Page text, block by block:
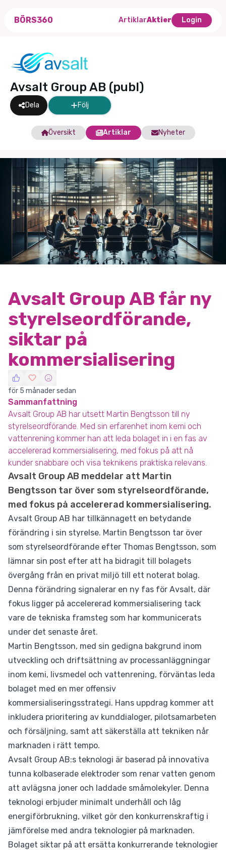
BÖRS360 ArtiklarAktier Login
Avsalt Group AB (publ)
Dela Följ
Översikt Artiklar Nyheter
Avsalt Group AB får ny
styrelseordförande,
siktar på
kommersialisering
för 5 månader sedan
Sammanfattning
Avsalt Group AB har utsett Martin Bengtsson till ny
styrelseordförande. Med sin erfarenhet inom kemi och
vattenrening kommer han att leda bolaget in i en fas av
accelererad kommersialisering, med fokus på att nå
kunder snabbare och visa teknikens praktiska relevans.
Avsalt Group AB meddelar att Martin
Bengtsson tar över som styrelseordförande,
med fokus på accelererad kommersialisering.
Avsalt Group AB har tillkännagett en betydande
förändring i sin styrelse. Martin Bengtsson tar över
som styrelseordförande efter Thomas Bengtsson, som
lämnar sin post efter att ha bidragit till bolagets
övergång från en privat miljö till ett noterat bolag.
Denna förändring signalerar en ny fas för Avsalt, där
fokus ligger på accelererad kommersialisering tack
vare de tekniska framsteg som har kommunicerats
under det senaste året.
Martin Bengtsson, med sin gedigna bakgrund inom
utveckling och driftsättning av processanläggningar
inom kemi, livsmedel och vattenrening, förväntas leda
bolaget med en mer offensiv
kommersialiseringsstrategi. Hans uppdrag kommer att
inkludera prioritering av kunddialoger, pilotsamarbeten
och försäljning, samt att säkerställa att tekniken når
marknaden i rätt tempo.
Avsalt Group AB:s teknologi är baserad på innovativa
tunna kolbaserade elektroder som renar vatten genom
att avlägsna joner och laddade småmolekyler. Denna
teknologi erbjuder minimalt underhåll och låg
energiförbrukning, vilket gör den konkurrenskraftig i
jämförelse med andra teknologier på marknaden.
Bolaget siktar på att ersätta konkurrerande teknologier